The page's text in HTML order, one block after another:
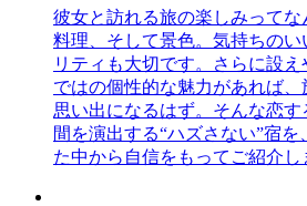
彼女と訪れる旅の楽しみって
料理、そして景色。気持ちの
リティも大切です。さらに設
ではの個性的な魅力があれば
思い出になるはず。そんな恋
間を演出する“ハズさない”宿
た中から自信をもってご紹介し